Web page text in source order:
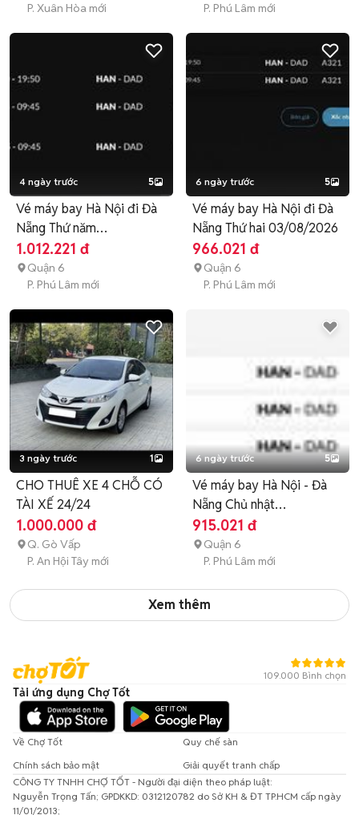
P. Xuân Hòa mới
P. Phú Lâm mới
4 ngày trước 5
Vé máy bay Hà Nội đi Đà
Nẵng Thứ năm
06/08/2026
1.012.221 đ
Quận 6
P. Phú Lâm mới
6 ngày trước 5
Vé máy bay Hà Nội đi Đà
Nẵng Thứ hai 03/08/2026
966.021 đ
Quận 6
P. Phú Lâm mới
3 ngày trước 1
CHO THUÊ XE 4 CHỖ CÓ
TÀI XẾ 24/24
1.000.000 đ
Q. Gò Vấp
P. An Hội Tây mới
6 ngày trước 5
Vé máy bay Hà Nội - Đà
Nẵng Chủ nhật
02/08/2026
915.021 đ
Quận 6
P. Phú Lâm mới
Xem thêm
109.000 Bình chọn
Tải ứng dụng Chợ Tốt
Về Chợ Tốt
Quy chế sàn
Chính sách bảo mật
Giải quyết tranh chấp
CÔNG TY TNHH CHỢ TỐT - Người đại diện theo pháp luật:
Nguyễn Trọng Tấn; GPDKKD: 0312120782 do Sở KH & ĐT TP.HCM cấp ngày
11/01/2013;